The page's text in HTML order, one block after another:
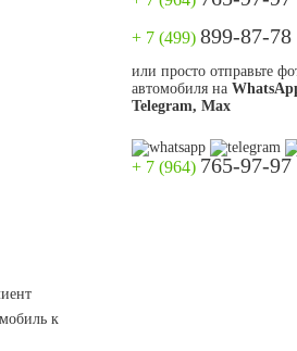
+ 7 (499) 899-87-78
или просто отправьте
автомобиля на
Telegram, Max
+ 7 (964) 765-97-97
к